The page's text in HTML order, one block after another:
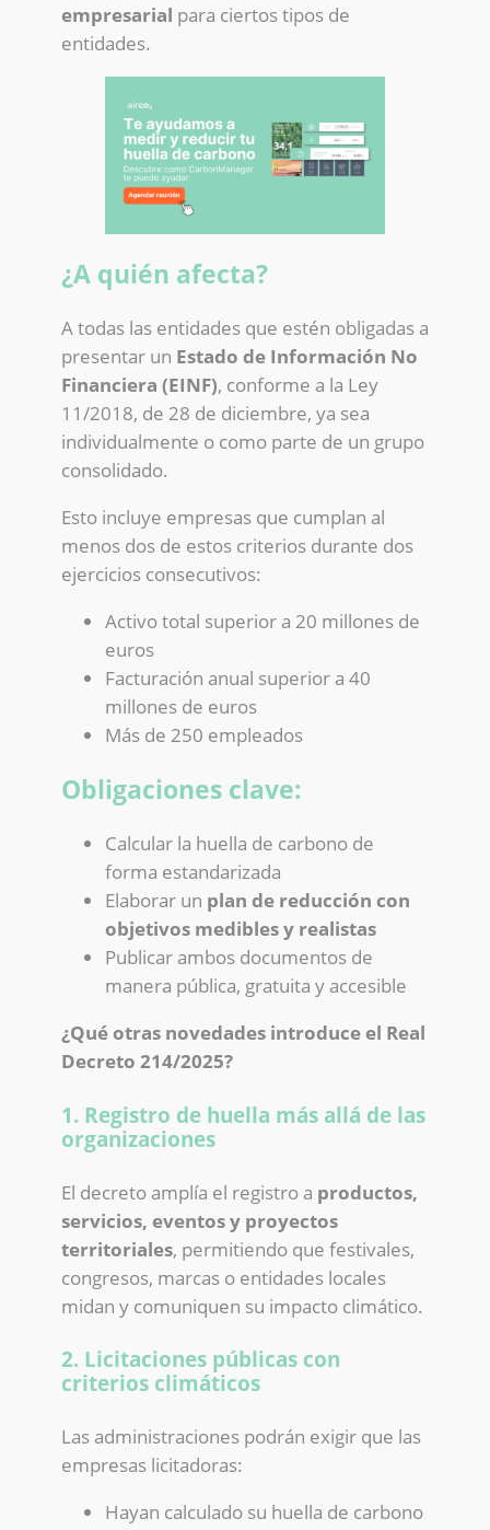
empresarial para ciertos tipos de
entidades.
¿A quién afecta?
A todas las entidades que estén obligadas a
presentar un Estado de Información No
Financiera (EINF), conforme a la Ley
11/2018, de 28 de diciembre, ya sea
individualmente o como parte de un grupo
consolidado.
Esto incluye empresas que cumplan al
menos dos de estos criterios durante dos
ejercicios consecutivos:
Activo total superior a 20 millones de
euros
Facturación anual superior a 40
millones de euros
Más de 250 empleados
Obligaciones clave:
Calcular la huella de carbono de
forma estandarizada
Elaborar un plan de reducción con
objetivos medibles y realistas
Publicar ambos documentos de
manera pública, gratuita y accesible
¿Qué otras novedades introduce el Real
Decreto 214/2025?
1. Registro de huella más allá de las
organizaciones
El decreto amplía el registro a productos,
servicios, eventos y proyectos
territoriales, permitiendo que festivales,
congresos, marcas o entidades locales
midan y comuniquen su impacto climático.
2. Licitaciones públicas con
criterios climáticos
Las administraciones podrán exigir que las
empresas licitadoras:
Hayan calculado su huella de carbono